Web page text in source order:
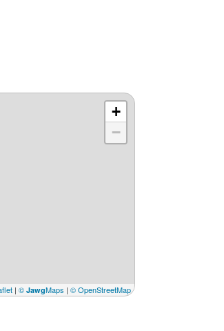
+
−
| © JawgMaps | © OpenStreetMap